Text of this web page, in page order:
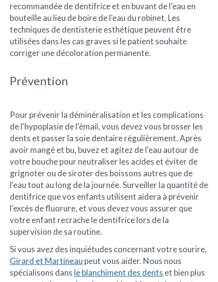
recommandée de dentifrice et en buvant de l'eau en
bouteille au lieu de boire de l'eau du robinet. Les
techniques de dentisterie esthétique peuvent être
utilisées dans les cas graves si le patient souhaite
corriger une décoloration permanente.
Prévention
Pour prévenir la déminéralisation et les complications
de l'hypoplasie de l'émail, vous devez vous brosser les
dents et passer la soie dentaire régulièrement. Après
avoir mangé et bu, buvez et agitez de l'eau autour de
votre bouche pour neutraliser les acides et éviter de
grignoter ou de siroter des boissons autres que de
l'eau tout au long de la journée. Surveiller la quantité de
dentifrice que vos enfants utilisent aidera à prévenir
l'excès de fluorure, et vous devez vous assurer que
votre enfant recrache le dentifrice lors de la
supervision de sa routine.
Si vous avez des inquiétudes concernant votre sourire,
Girard et Martineau peut vous aider. Nous nous
spécialisons dans le blanchiment des dents et bien plus